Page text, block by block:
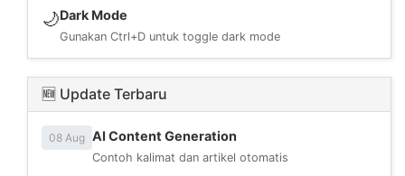
🌙Dark Mode
Gunakan Ctrl+D untuk toggle dark mode
🆕 Update Terbaru
08 Aug AI Content Generation
Contoh kalimat dan artikel otomatis